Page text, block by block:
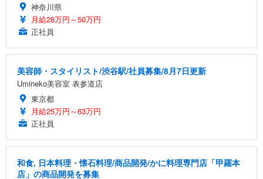
神奈川県
月給28万円～50万円
正社員
美容師・スタイリスト/渋谷駅/社員募集/8月7日更新
Umineko美容室 表参道店
東京都
月給25万円～63万円
正社員
和食, 日本料理・懐石料理/商品開発/かに料理専門店「甲羅本
店」の商品開発を募集